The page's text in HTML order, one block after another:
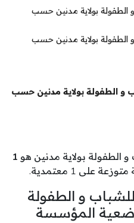
الطفولة بولاية مدنين حسب
الطفولة بولاية مدنين حسب
و الطفولة بولاية مدنين حسب
بولاية مدنين هو 1
على 1 معتمدية.
و الطفولة
المؤسسة